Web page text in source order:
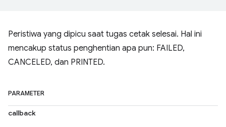
Peristiwa yang dipicu saat tugas cetak selesai. Hal ini
mencakup status penghentian apa pun: FAILED,
CANCELED, dan PRINTED.
PARAMETER
callback